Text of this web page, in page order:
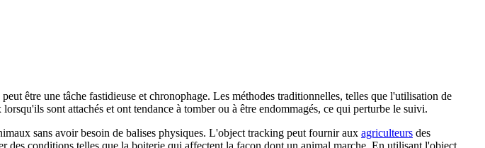
être une tâche fastidieuse et chronophage. Les méthodes traditionnelles, telles que l'utilisation de
sont attachés et ont tendance à tomber ou à être endommagés, ce qui perturbe le suivi.
sans avoir besoin de balises physiques. L'object tracking peut fournir aux agriculteurs des
des conditions telles que la boiterie qui affectent la façon dont un animal marche. En utilisant l'object